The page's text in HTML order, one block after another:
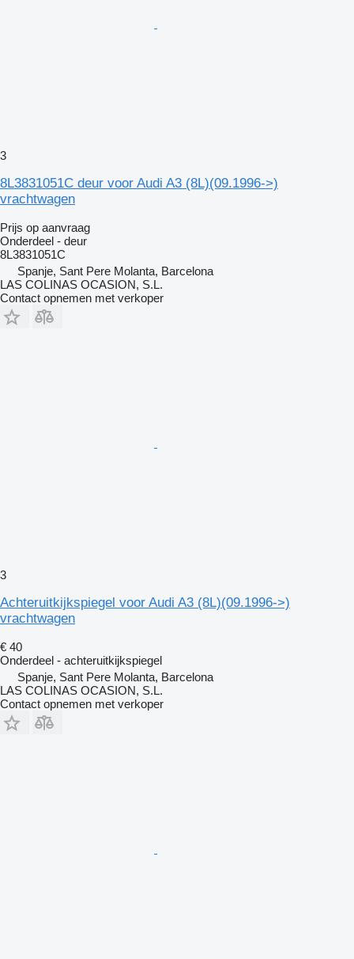
3
8L3831051C deur voor Audi A3 (8L)(09.1996->)
vrachtwagen
Prijs op aanvraag
Onderdeel - deur
8L3831051C
Spanje, Sant Pere Molanta, Barcelona
LAS COLINAS OCASION, S.L.
Contact opnemen met verkoper
3
Achteruitkijkspiegel voor Audi A3 (8L)(09.1996->)
vrachtwagen
€ 40
Onderdeel - achteruitkijkspiegel
Spanje, Sant Pere Molanta, Barcelona
LAS COLINAS OCASION, S.L.
Contact opnemen met verkoper